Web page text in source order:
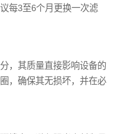
每3至6个月更换一次滤
，其质量直接影响设备的
，确保其无损坏，并在必